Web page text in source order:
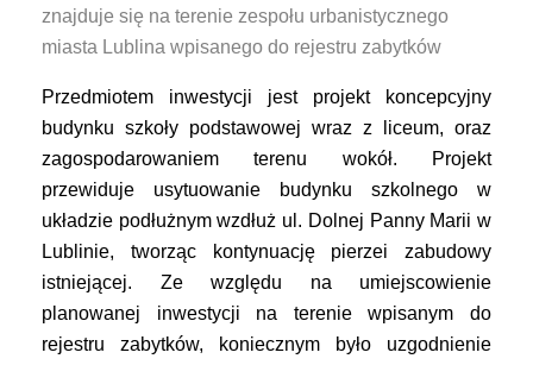
znajduje się na terenie zespołu urbanistycznego
miasta Lublina wpisanego do rejestru zabytków
Przedmiotem inwestycji jest projekt
koncepcyjny
budynku szkoły podstawowej wraz z liceum, oraz
zagospodarowaniem terenu wokół.
Projekt
przewiduje usytuowanie budynku szkolnego w
układzie podłużnym wzdłuż ul. Dolnej Panny Marii w
Lublinie, tworząc kontynuacjępierzei zabudowy
istniejącej. Ze względu na umiejscowienie
planowanej inwestycji na terenie wpisanym do
rejestru zabytków, koniecznym było uzgodnienie